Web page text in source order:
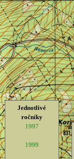
Jednotlivé
ročníky
1997
1999